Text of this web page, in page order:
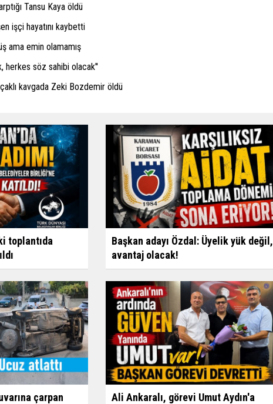
Tansu Kaya öldü
işçi hayatını kaybetti
ama emin olamamış
herkes söz sahibi olacak''
kavgada Zeki Bozdemir öldü
toplantıda
Başkan adayı Özdal: Üyelik yük değil,
avantaj olacak!
çarpan
Ali Ankaralı, görevi Umut Aydın'a